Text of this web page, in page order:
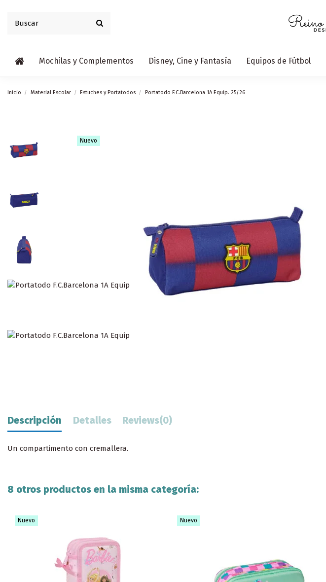
Mochilas y Complementos Disney, Cine y Fantasía Equipos de Fútbol
Inicio Material Escolar Estuches y Portatodos Portatodo F.C.Barcelona 1A Equip. 25/26
Nuevo
Descripción Detalles Reviews(0)
Un compartimento con cremallera.
8 otros productos en la misma categoría:
Nuevo Nuevo